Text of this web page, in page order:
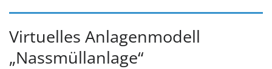
Virtuelles Anlagenmodell
„Nassmüllanlage“